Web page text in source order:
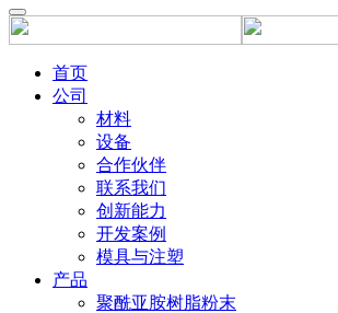
首页
公司
材料
设备
合作伙伴
联系我们
创新能力
开发案例
模具与注塑
产品
聚酰亚胺树脂粉末